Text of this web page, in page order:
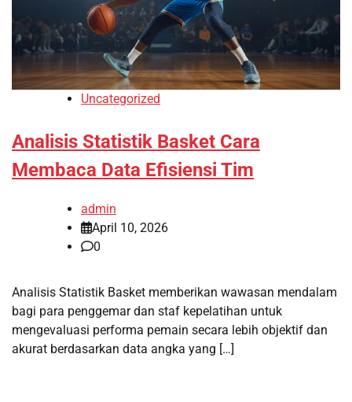
Uncategorized
Analisis Statistik Basket Cara
Membaca Data Efisiensi Tim
admin
April 10, 2026
0
Analisis Statistik Basket memberikan wawasan mendalam
bagi para penggemar dan staf kepelatihan untuk
mengevaluasi performa pemain secara lebih objektif dan
akurat berdasarkan data angka yang […]